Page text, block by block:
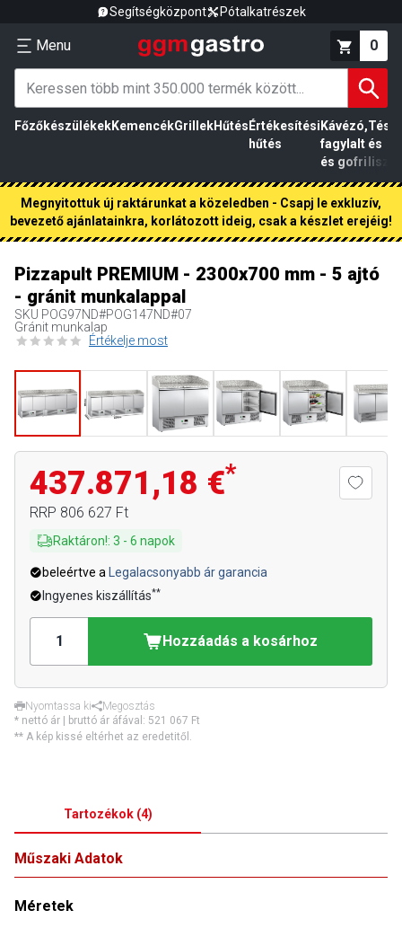
Segítségközpont Pótalkatrészek
Menu 0
FőzőkészülékekKemencékGrillekHűtés Értékesítési
hűtés
Kávézó,
fagylalt
és gofri
és
liszt
Megnyitottuk új raktárunkat a közeledben - Csapj le exkluzív,
bevezető ajánlatainkra, korlátozott ideig, csak a készlet erejéig!
Pizzapult PREMIUM - 2300x700 mm - 5 ajtó
- gránit munkalappal
SKU POG97ND#POG147ND#07
Gránit munkalap
Értékelje most
437.871,18 €*
RRP 806 627 Ft
Raktáron!: 3 - 6 napok
beleértve a
Legalacsonyabb ár garancia
Ingyenes kiszállítás**
Hozzáadás a kosárhoz
Nyomtassa ki
Megosztás
* nettó ár | bruttó ár áfával: 521 067 Ft
** A kép kissé eltérhet az eredetitől.
Tartozékok(4)
Műszaki Adatok
Méretek